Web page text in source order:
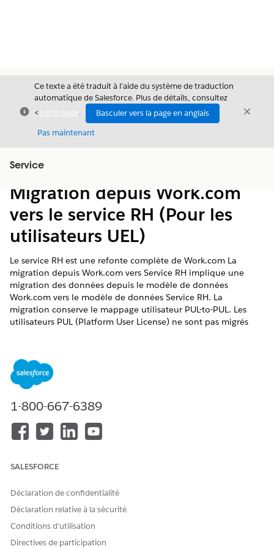
Fermer
Ce texte a été traduit à l’aide du système de traduction
automatique de Salesforce. Plus de détails, consultez
<cette page .
Basculer vers la page en anglais
Pas maintenant
Fermer
Service
Migration depuis Work.com
vers le service RH (Pour les
utilisateurs UEL)
Le service RH est une refonte complète de Work.com La
migration depuis Work.com vers Service RH implique une
migration des données depuis le modèle de données
Work.com vers le modèle de données Service RH. La
migration conserve le mappage utilisateur PUL-to-PUL. Les
utilisateurs PUL (Platform User License) ne sont pas migrés
Afficher les éditions prises en charge
FAQ sur la migration
Consultez les questions courantes sur la migration depuis
Work.com vers le service RH, notamment la parité des
données.
Prérequis à la migration
Suivez les étapes ci-dessous pour ajouter un champ
Migration vers le service RH
1-800-667-6389
SALESFORCE
Déclaration de confidentialité
Déclaration relative à la sécurité
Conditions d’utilisation
Directives de participation